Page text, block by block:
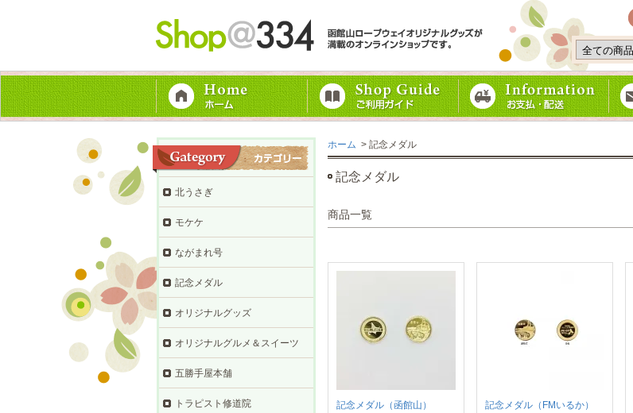
ホーム > 記念メダル
記念メダル
商品一覧
記念メダル（函館山） 記念メダル（FMいるか）
北うさぎ
モケケ
ながまれ号
記念メダル
オリジナルグッズ
オリジナルグルメ＆スイーツ
五勝手屋本舗
トラピスト修道院